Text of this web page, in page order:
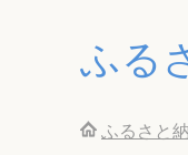
ふる
ふるさと